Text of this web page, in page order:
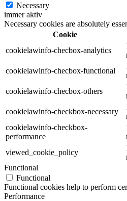
Necessary
immer aktiv
Necessary cookies are absolutely
Cookie
cookielawinfo-checbox-analytics
cookielawinfo-checbox-functional
cookielawinfo-checbox-others
cookielawinfo-checkbox-necessary
cookielawinfo-checkbox-
performance
viewed_cookie_policy
Functional
Functional
Functional cookies help to perform
Performance